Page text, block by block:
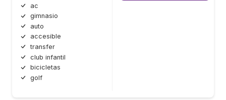
ac
gimnasio
auto
accesible
transfer
club infantil
bicicletas
golf